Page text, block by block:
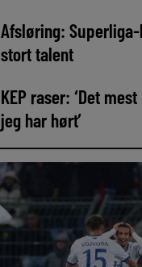
Afsløring:
stort talent
KEP raser: ‘Det
jeg har hørt’